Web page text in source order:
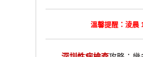
溫馨提醒：淩晨